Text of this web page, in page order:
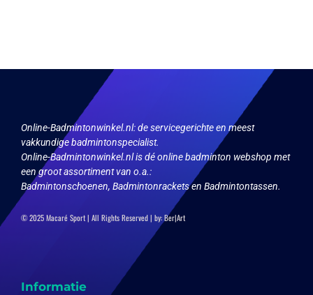
op
productpagina
Online-Badmintonwinkel.nl:de servicegerichte en meest
vakkundige badmintonspecialist.
Online-Badmintonwinkel.nl is dé online badminton webshop met
een groot assortiment van o.a.:
Badmintonschoenen, Badmintonrackets en Badmintontassen.
© 2025 Macaré Sport | All Rights Reserved | by:Ber|Art
Informatie